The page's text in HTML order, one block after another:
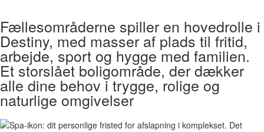
Fællesområderne spiller en hovedrolle i
Destiny, med masser af plads til fritid,
arbejde, sport og hygge med familien.
Et storslået boligområde, der dækker
alle dine behov i trygge, rolige og
naturlige omgivelser